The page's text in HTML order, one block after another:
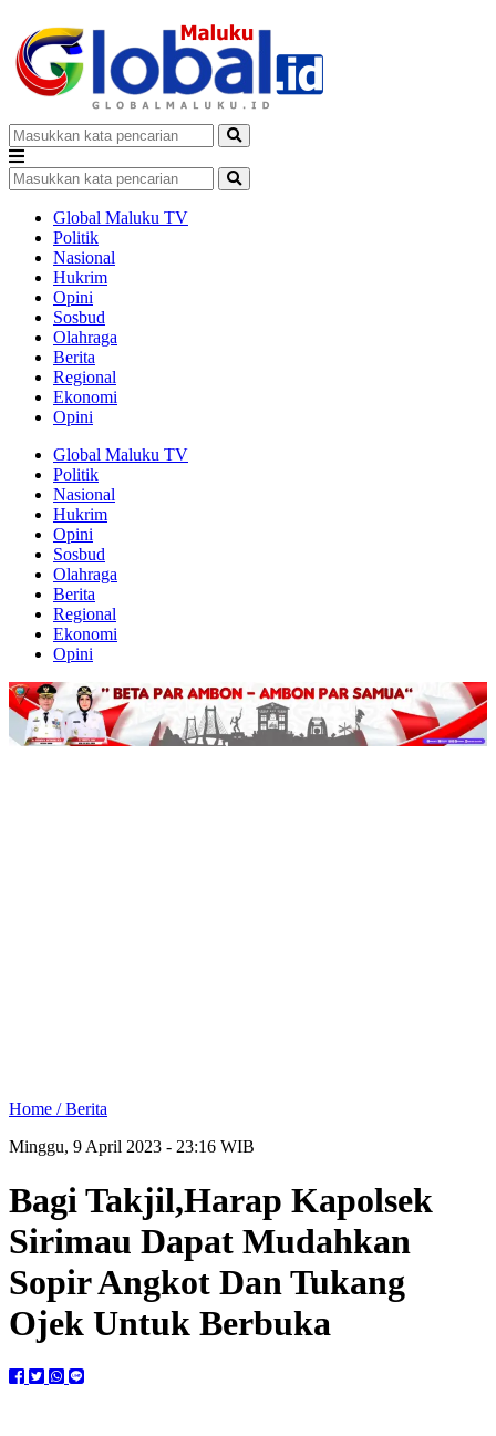
Global Maluku TV
Politik
Nasional
Hukrim
Opini
Sosbud
Olahraga
Berita
Regional
Ekonomi
Opini
Global Maluku TV
Politik
Nasional
Hukrim
Opini
Sosbud
Olahraga
Berita
Regional
Ekonomi
Opini
Home /Berita
Minggu, 9 April 2023 - 23:16 WIB
Bagi Takjil,Harap Kapolsek
Sirimau Dapat Mudahkan
Sopir Angkot Dan Tukang
Ojek Untuk Berbuka